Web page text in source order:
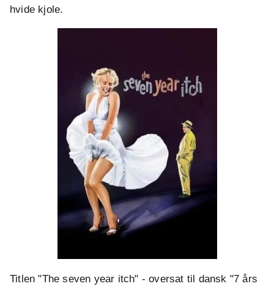
hvide kjole.
Titlen "The seven year itch" - oversat til dansk "7 års